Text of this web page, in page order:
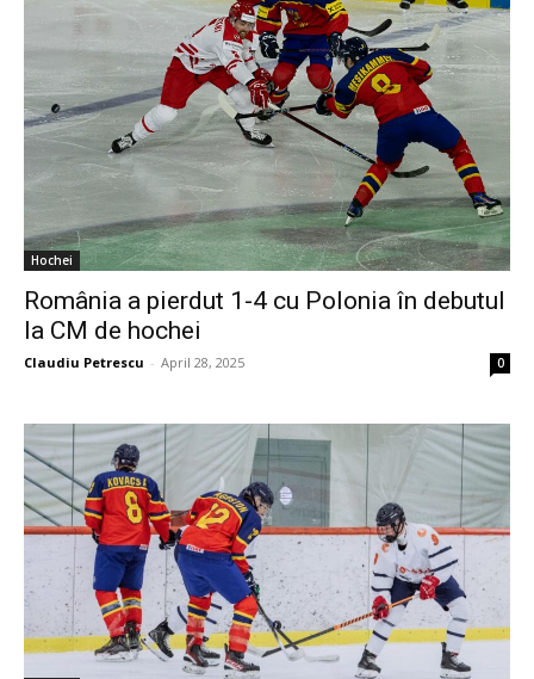
Hochei
România a pierdut 1-4 cu Polonia în debutul
la CM de hochei
Claudiu Petrescu - April 28, 2025 0